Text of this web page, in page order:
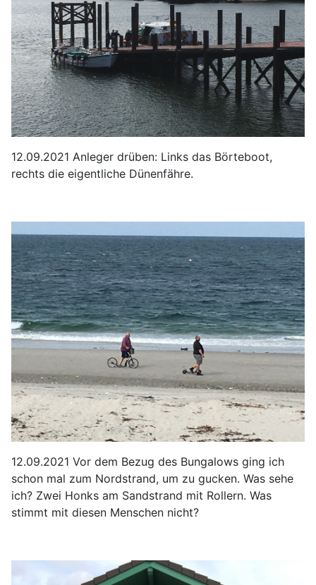
12.09.2021 Anleger drüben: Links das Börteboot,
rechts die eigentliche Dünenfähre.
12.09.2021 Vor dem Bezug des Bungalows ging ich
schon mal zum Nordstrand, um zu gucken. Was sehe
ich? Zwei Honks am Sandstrand mit Rollern. Was
stimmt mit diesen Menschen nicht?